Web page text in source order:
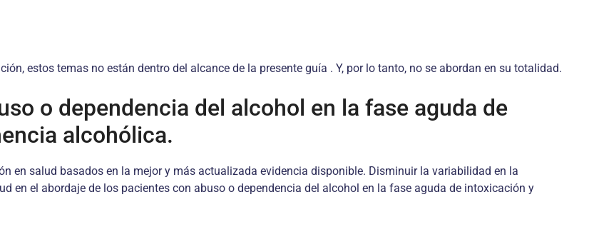
estos temas no están dentro del alcance de la presente guía . Y, por lo tanto, no se abordan en su totalidad.
o dependencia del alcohol en la fase aguda de
alcohólica.
en salud ba­sados en la mejor y más actualizada evidencia disponible. Disminuir la variabilidad en la
en el abordaje de los pacientes con abuso o dependencia del alcohol en la fase aguda de intoxicación y